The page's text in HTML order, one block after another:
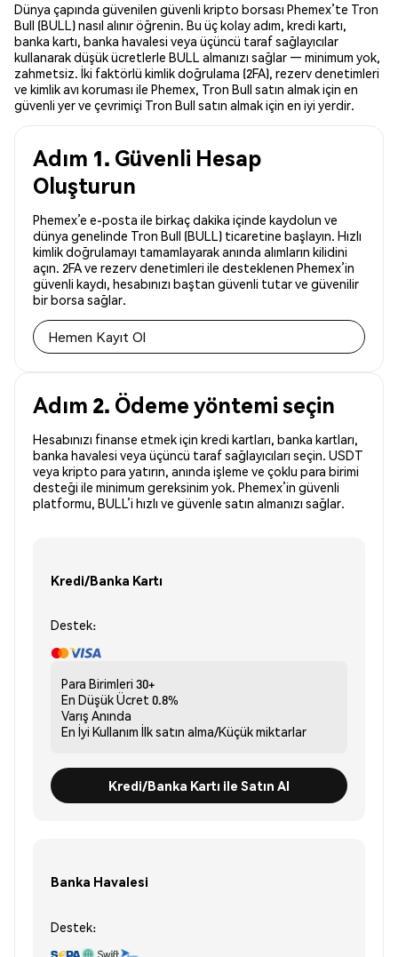
Dünya çapında güvenilen güvenli kripto borsası Phemex’te Tron
Bull (BULL) nasıl alınır öğrenin. Bu üç kolay adım, kredi kartı,
banka kartı, banka havalesi veya üçüncü taraf sağlayıcılar
kullanarak düşük ücretlerle BULL almanızı sağlar — minimum yok,
zahmetsiz. İki faktörlü kimlik doğrulama (2FA), rezerv denetimleri
ve kimlik avı koruması ile Phemex, Tron Bull satın almak için en
güvenli yer ve çevrimiçi Tron Bull satın almak için en iyi yerdir.
Adım 1. Güvenli Hesap
Oluşturun
Phemex’e e-posta ile birkaç dakika içinde kaydolun ve
dünya genelinde Tron Bull (BULL) ticaretine başlayın. Hızlı
kimlik doğrulamayı tamamlayarak anında alımların kilidini
açın. 2FA ve rezerv denetimleri ile desteklenen Phemex’in
güvenli kaydı, hesabınızı baştan güvenli tutar ve güvenilir
bir borsa sağlar.
Hemen Kayıt Ol
Adım 2. Ödeme yöntemi seçin
Hesabınızı finanse etmek için kredi kartları, banka kartları,
banka havalesi veya üçüncü taraf sağlayıcıları seçin. USDT
veya kripto para yatırın, anında işleme ve çoklu para birimi
desteği ile minimum gereksinim yok. Phemex’in güvenli
platformu, BULL’i hızlı ve güvenle satın almanızı sağlar.
Kredi/Banka Kartı
Destek:
Para Birimleri 30+
En Düşük Ücret 0.8%
Varış Anında
En İyi Kullanım İlk satın alma/Küçük miktarlar
Kredi/Banka Kartı ile Satın Al
Banka Havalesi
Destek: